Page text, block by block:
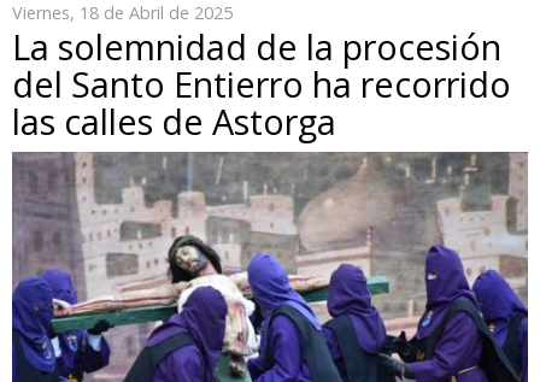
Viernes, 18 de Abril de 2025
La solemnidad de la procesión
del Santo Entierro ha recorrido
las calles de Astorga